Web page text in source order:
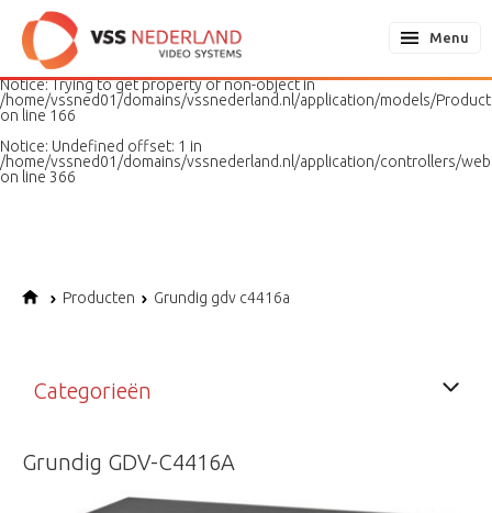
Notice: Undefined variable: page in
/home/vssned01/domains/vssnederland.nl/application/models/
on line
187
Notice: Trying to get property of non-object in
/home/vssned01/domains/vssnederland.nl/application/models/
on line 166
Notice: Undefined offset: 1 in
/home/vssned01/domains/vssnederland.nl/application/controllers/
on line 366
Menu
Producten Grundig gdv c4416a
Categorieën
Grundig GDV-C4416A